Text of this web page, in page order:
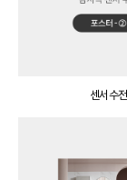
센서수전